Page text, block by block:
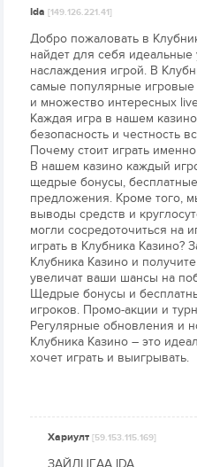
Ida[149.126.221.41]
Добро пожаловать в
найдет для себя
наслаждения игрой. В
самые популярные игровые
и множество интересных
Каждая игра в нашем
безопасность и честность
Почему стоит играть
В нашем казино каждый
щедрые бонусы,
предложения. Кроме того,
выводы средств и
могли сосредоточиться на
играть в Клубника Казино?
Клубника Казино и
увеличат ваши шансы на
Щедрые бонусы и
игроков. Промо-акции и
Регулярные обновления и
Клубника Казино – это
хочет играть и выигрывать.
Хариулт[59.153.115.169]